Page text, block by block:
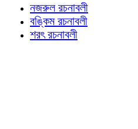
নজরুল রচনাবলী
বঙ্কিম রচনাবলী
শরৎ রচনাবলী